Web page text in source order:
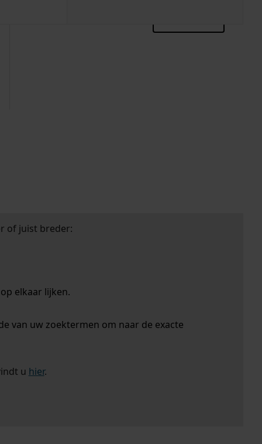
of juist breder:
elkaar lijken.
van uw zoektermen om naar de exacte
u hier.